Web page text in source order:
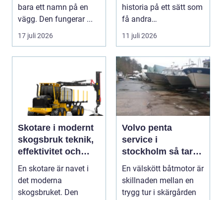
bara ett namn på en
vägg. Den fungerar ...
17 juli 2026
historia på ett sätt som
få andra
inredningsdetaljer
gör....
11 juli 2026
Skotare i modernt
skogsbruk teknik,
effektivitet och
hållbarhet
En skotare är navet i
det moderna
skogsbruket. Den
Volvo penta
service i
stockholm så tar
du hand om din
båtmotor på rätt
En välskött båtmotor är
skillnaden mellan en
trygg tur i skärgården